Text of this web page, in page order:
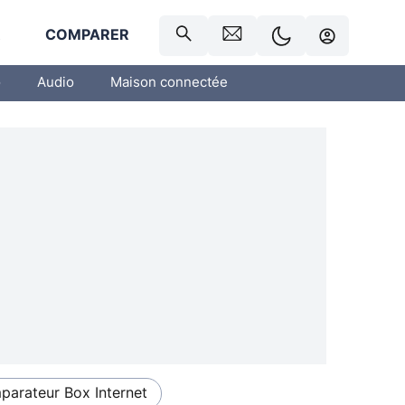
COMPARER
Audio Maison connectée
Box Internet